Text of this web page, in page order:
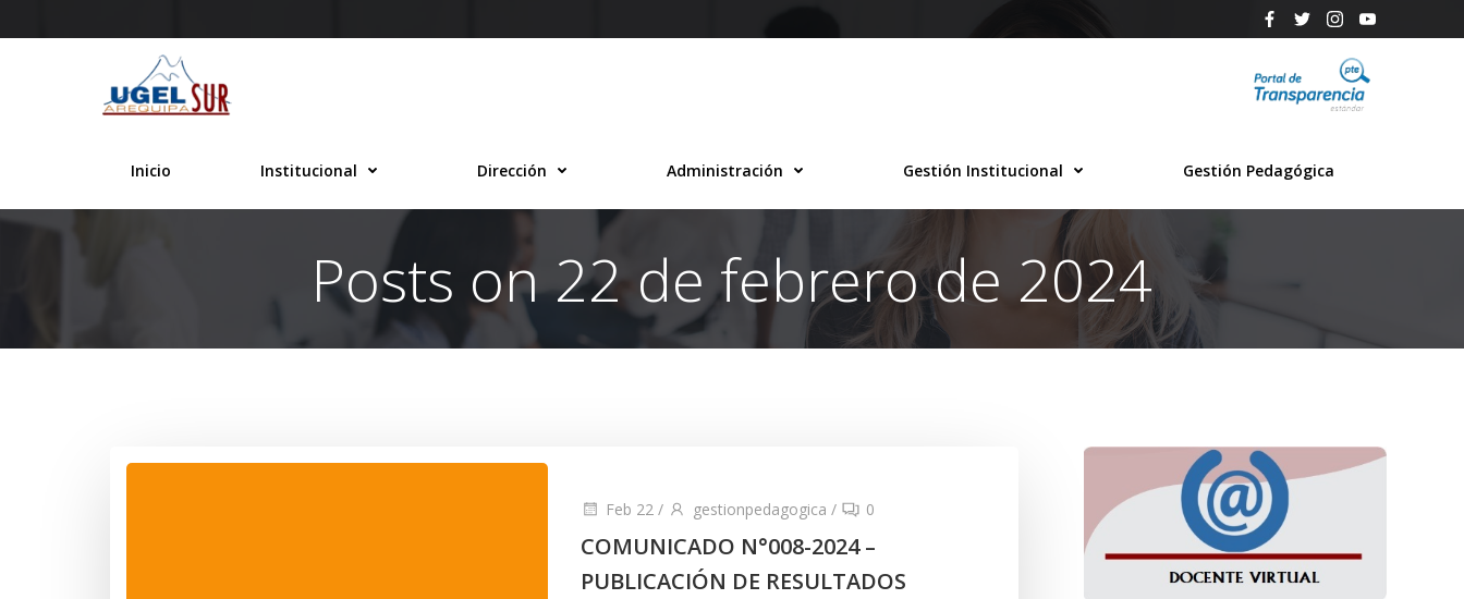
al
Inicio Institucional Dirección Administración Gestión Institucional Gestión Pedagógica
Posts on 22 de febrero de 2024
Feb 22 / gestionpedagogica / 0
COMUNICADO N°008-2024 –
PUBLICACIÓN DE RESULTADOS